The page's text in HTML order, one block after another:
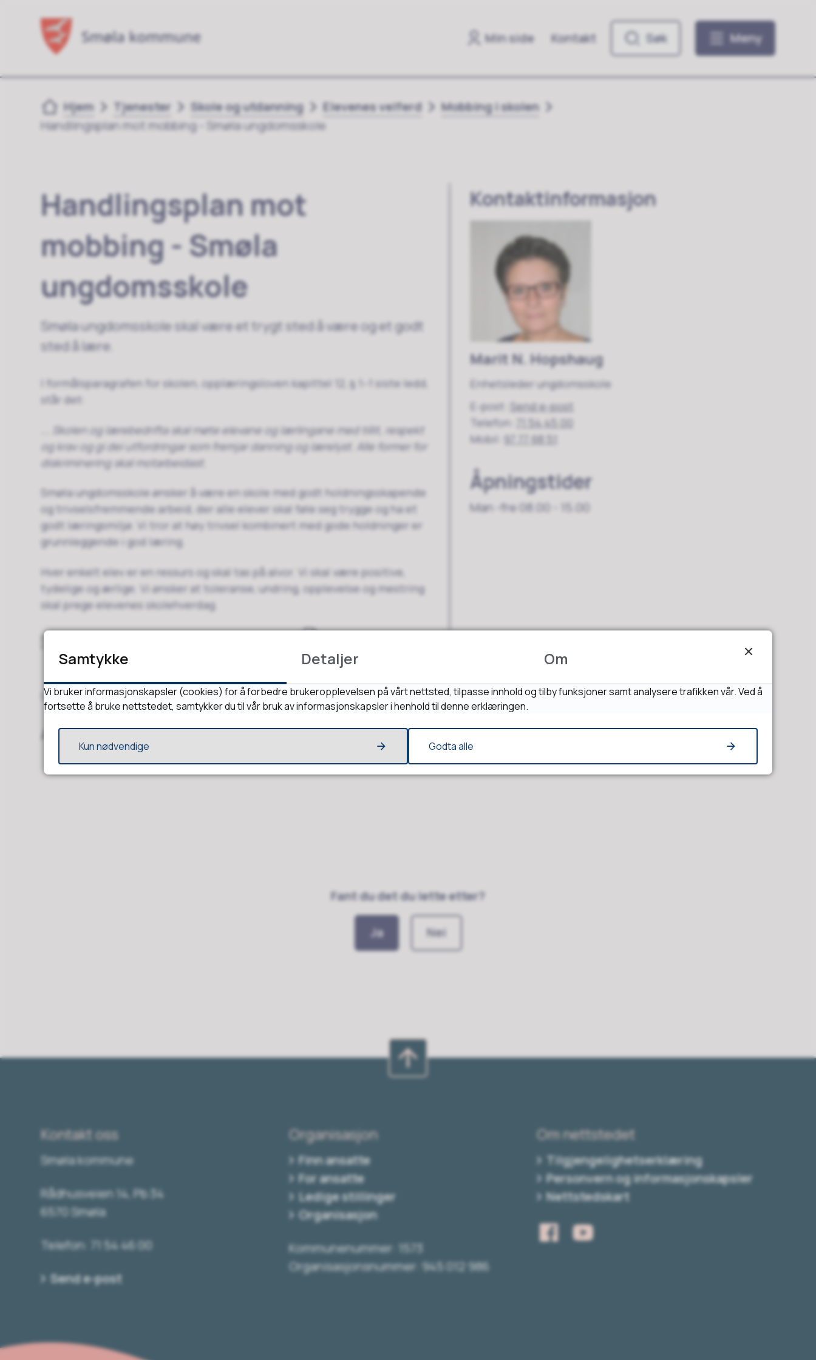
Min side Kontakt Søk Meny
Du er her:
Hjem Tjenester Skole og utdanning Elevenes velferd
Mobbing i skolen
Handlingsplan mot mobbing - Smøla ungdomsskole
Handlingsplan mot
mobbing - Smøla
ungdomsskole
Smøla ungdomsskole skal være et trygt sted å være og et godt
sted å lære.
I formålsparagrafen for skolen, opplæringsloven kapittel 12, § 1–1 siste ledd,
står det:
... Skolen og lærebedrifta skal møte elevane og lærlingane med tillit, respekt
og krav og gi dei utfordringar som fremjar danning og lærelyst. Alle former for
diskriminering skal motarbeidast.
Smøla ungdomsskole ønsker å være en skole med godt holdningsskapende
og trivselsfremmende arbeid, der alle elever skal føle seg trygge og ha et
godt læringsmiljø. Vi tror at høy trivsel kombinert med gode holdninger er
grunnleggende i god læring.
Hver enkelt elev er en ressurs og skal tas på alvor. Vi skal være positive,
tydelige og ærlige. Vi ønsker at toleranse, undring, opplevelse og mestring
skal prege elevenes skolehverdag.
Sist endret 24.10.2025 13:48
Artikkelliste
Kontaktinformasjon
Marit N. Hopshaug
Enhetsleder ungdomsskole
E-post
Send e-post
Telefon
71 54 45 00
Mobil
97 77 68 51
Åpningstider
Man -fre 08.00 - 15.00
Fant du det du lette etter?
Ja Nei
Kontakt oss
Smøla kommune
Rådhusveien 14, Pb 34
6570 Smøla
Telefon: 71 54 46 00
Send e-post
Organisasjon
Finn ansatte
For ansatte
Ledige stillinger
Organisasjon
Kommunenummer: 1573
Organisasjonsnummer: 945 012 986
Om nettstedet
Tilgjengelighetserklæring
Personvern og informasjonskapsler
Nettstedskart
Samtykke Detaljer Om
Vi bruker informasjonskapsler (cookies) for å forbedre brukeropplevelsen på vårt nettsted, tilpasse innhold og tilby funksjoner samt analysere trafikken vår. Ved å
fortsette å bruke nettstedet, samtykker du til vår bruk av informasjonskapsler i henhold til denne erklæringen.
Kun nødvendige Godta alle